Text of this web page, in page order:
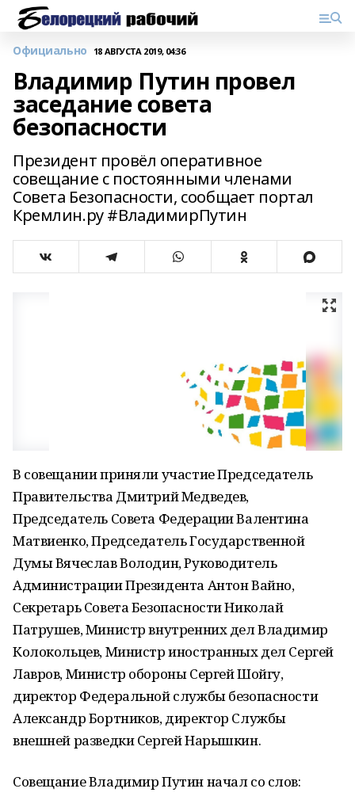
Официально 18 АВГУСТА 2019, 04:36
Владимир Путин провел
заседание совета
безопасности
Президент провёл оперативное
совещание с постоянными членами
Совета Безопасности, сообщает портал
Кремлин.ру #ВладимирПутин
В совещании приняли участие Председатель
Правительства Дмитрий Медведев,
Председатель Совета Федерации Валентина
Матвиенко, Председатель Государственной
Думы Вячеслав Володин, Руководитель
Администрации Президента Антон Вайно,
Секретарь Совета Безопасности Николай
Патрушев, Министр внутренних дел Владимир
Колокольцев, Министр иностранных дел Сергей
Лавров, Министр обороны Сергей Шойгу,
директор Федеральной службы безопасности
Александр Бортников, директор Службы
внешней разведки Сергей Нарышкин.
Совещание Владимир Путин начал со слов: